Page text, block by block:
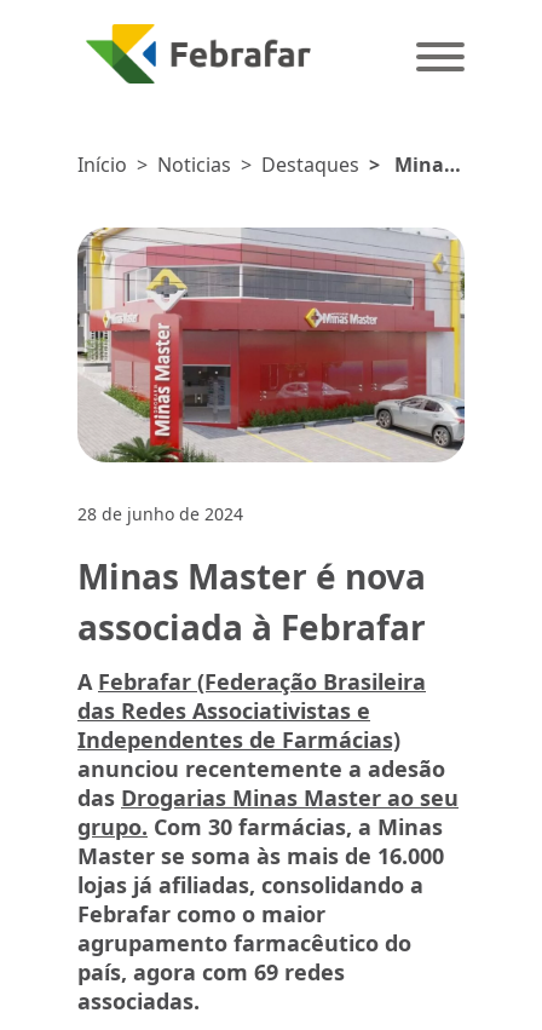
Início > Noticias > Destaques > Minas
nova
associada
à Febrafar
28 de junho de 2024
Minas Master é nova
associada à Febrafar
A Febrafar (Federação Brasileira
das Redes Associativistas e
Independentes de Farmácias)
anunciou recentemente a adesão
das Drogarias Minas Master ao seu
grupo. Com 30 farmácias, a Minas
Master se soma às mais de 16.000
lojas já afiliadas, consolidando a
Febrafar como o maior
agrupamento farmacêutico do
país, agora com 69 redes
associadas.